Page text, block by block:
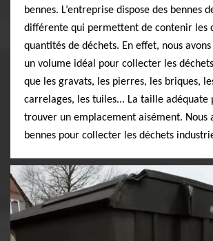
bennes. L’entreprise dispose des bennes
différente qui permettent de contenir les
quantités de déchets. En effet, nous avons
un volume idéal pour collecter les
que les gravats, les pierres, les briques,
carrelages, les tuiles... La taille adéquate
trouver un emplacement aisément. Nous
bennes pour collecter les déchets